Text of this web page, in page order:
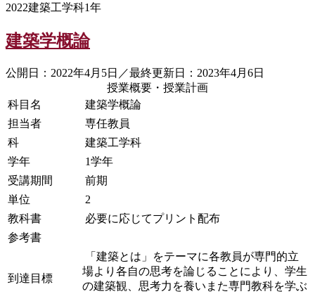
2022建築工学科1年
建築学概論
公開日：2022年4月5日／最終更新日：2023年4月6日
授業概要・授業計画
科目名
建築学概論
担当者
専任教員
科
建築工学科
学年
1学年
受講期間
前期
単位
2
教科書
必要に応じてプリント配布
参考書
到達目標
「建築とは」をテーマに各教員が専門的立
場より各自の思考を論じることにより、学生
の建築観、思考力を養いまた専門教科を学ぶ